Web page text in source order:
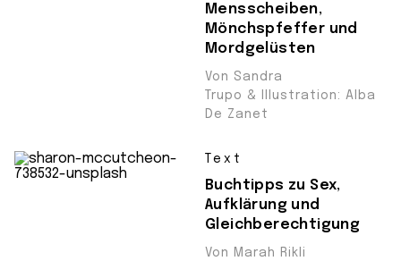
Mensscheiben,
Mönchspfeffer und
Mordgelüsten
Von Sandra
Trupo & Illustration: Alba
De Zanet
Text
Buchtipps zu Sex,
Aufklärung und
Gleichberechtigung
Von Marah Rikli